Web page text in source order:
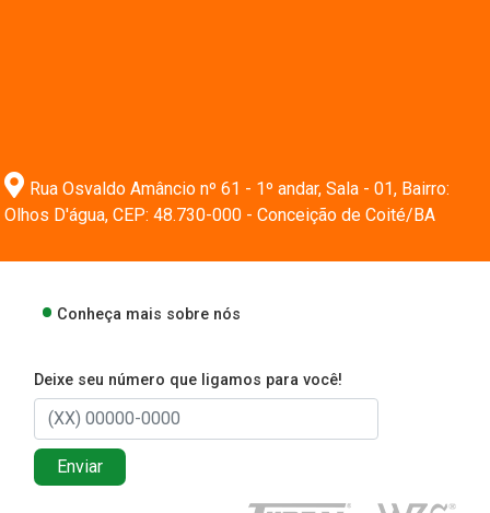
Rua Osvaldo Amâncio nº 61 - 1º andar, Sala - 01, Bairro:
Olhos D'água, CEP: 48.730-000 - Conceição de Coité/BA
Conheça mais sobre nós
Deixe seu número que ligamos para você!
Enviar